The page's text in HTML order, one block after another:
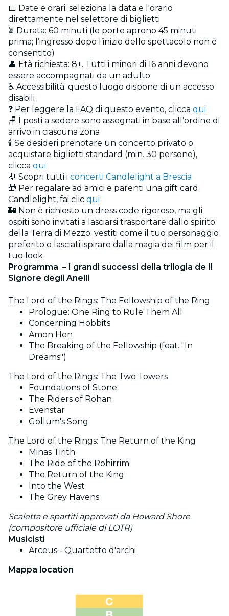
📅 Date e orari: seleziona la data e l'orario
direttamente nel selettore di biglietti
⏳ Durata: 60 minuti (le porte aprono 45 minuti
prima; l’ingresso dopo l’inizio dello spettacolo non è
consentito)
👤 Età richiesta: 8+. Tutti i minori di 16 anni devono
essere accompagnati da un adulto
♿ Accessibilità: questo luogo dispone di un accesso
disabili
❓ Per leggere la FAQ di questo evento, clicca qui
🪑 I posti a sedere sono assegnati in base all’ordine di
arrivo in ciascuna zona
🕯️ Se desideri prenotare un concerto privato o
acquistare biglietti standard (min. 30 persone),
clicca qui
🎻 Scopri tutti i concerti Candlelight a Brescia
🎁 Per regalare ad amici e parenti una gift card
Candlelight, fai clic qui
🏰 Non è richiesto un dress code rigoroso, ma gli
ospiti sono invitati a lasciarsi trasportare dallo spirito
della Terra di Mezzo: vestiti come il tuo personaggio
preferito o lasciati ispirare dalla magia dei film per il
tuo look
Programma – I grandi successi della trilogia de Il
Signore degli Anelli
The Lord of the Rings: The Fellowship of the Ring
Prologue: One Ring to Rule Them All
Concerning Hobbits
Amon Hen
The Breaking of the Fellowship (feat. "In
Dreams")
The Lord of the Rings: The Two Towers
Foundations of Stone
The Riders of Rohan
Evenstar
Gollum's Song
The Lord of the Rings: The Return of the King
Minas Tirith
The Ride of the Rohirrim
The Return of the King
Into the West
The Grey Havens
Scaletta e spartiti approvati da Howard Shore
(compositore ufficiale di LOTR)
Musicisti
Arceus - Quartetto d'archi
Mappa location